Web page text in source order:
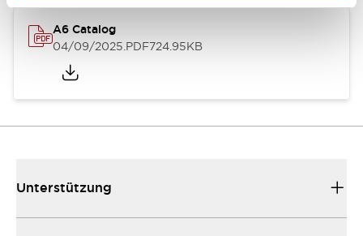
A6 Catalog
04/09/2025.PDF724.95KB
Unterstützung